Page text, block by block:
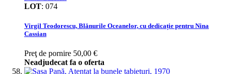
LOT: 074
Virgil Teodorescu, Blănurile Oceanelor, cu dedicație pentru Nina
Cassian
Preţ de pornire 50,00 €
Neadjudecat fa o oferta